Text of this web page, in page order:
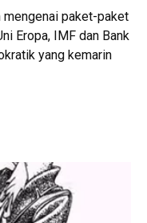
mengenai paket-paket
Eropa, IMF dan Bank
yang kemarin